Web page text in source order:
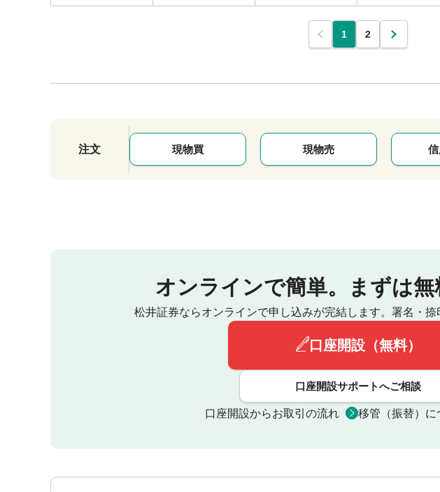
1 2
注文 現物買 現物売
オンラインで簡単。 まずは
松井証券ならオンラインで申し込みが完結します。 署名・捺
口座開設（無料）
口座開設サポートへご相談
口座開設からお取引の流れ 移管（振替）に